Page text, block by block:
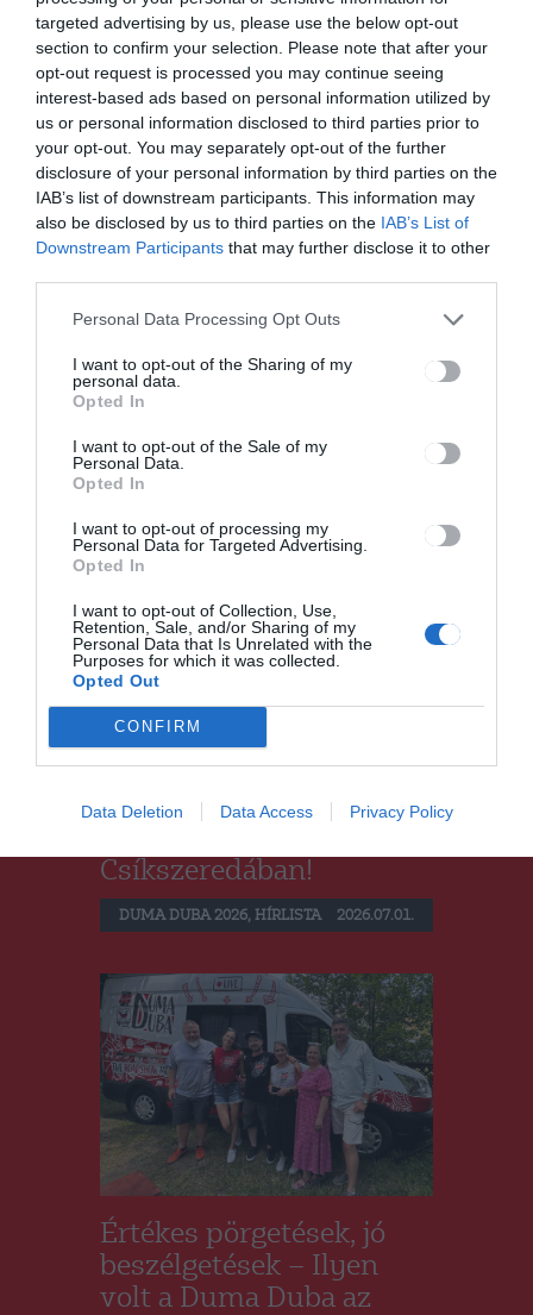
targeted advertising by us, please use the below opt-out
section to confirm your selection. Please note that after your
opt-out request is processed you may continue seeing
interest-based ads based on personal information utilized by
us or personal information disclosed to third parties prior to
your opt-out. You may separately opt-out of the further
disclosure of your personal information by third parties on the
IAB’s list of downstream participants. This information may
also be disclosed by us to third parties on the IAB’s List of
Downstream Participants that may further disclose it to other
Personal Data Processing Opt Outs
I want to opt-out of the Sharing of my
personal data.
Opted In
I want to opt-out of the Sale of my
Personal Data.
Opted In
I want to opt-out of processing my
Personal Data for Targeted Advertising.
Opted In
I want to opt-out of Collection, Use,
Retention, Sale, and/or Sharing of my
Personal Data that Is Unrelated with the
Purposes for which it was collected.
Opted Out
CONFIRM
Data Deletion Data Access Privacy Policy
Óriási buli vár a Septimia
Sportfesztiválon, ahol ott
leszünk a Duma Dubával!
DUMA DUBA 2026 ,HÍRLISTA
A Duma Dubával indul
az AutoCenter Magyari
Csíkszeredában!
DUMA DUBA 2026, HÍRLISTA 2026.07.01.
Értékes pörgetések, jó
beszélgetések – Ilyen
volt a Duma Duba az